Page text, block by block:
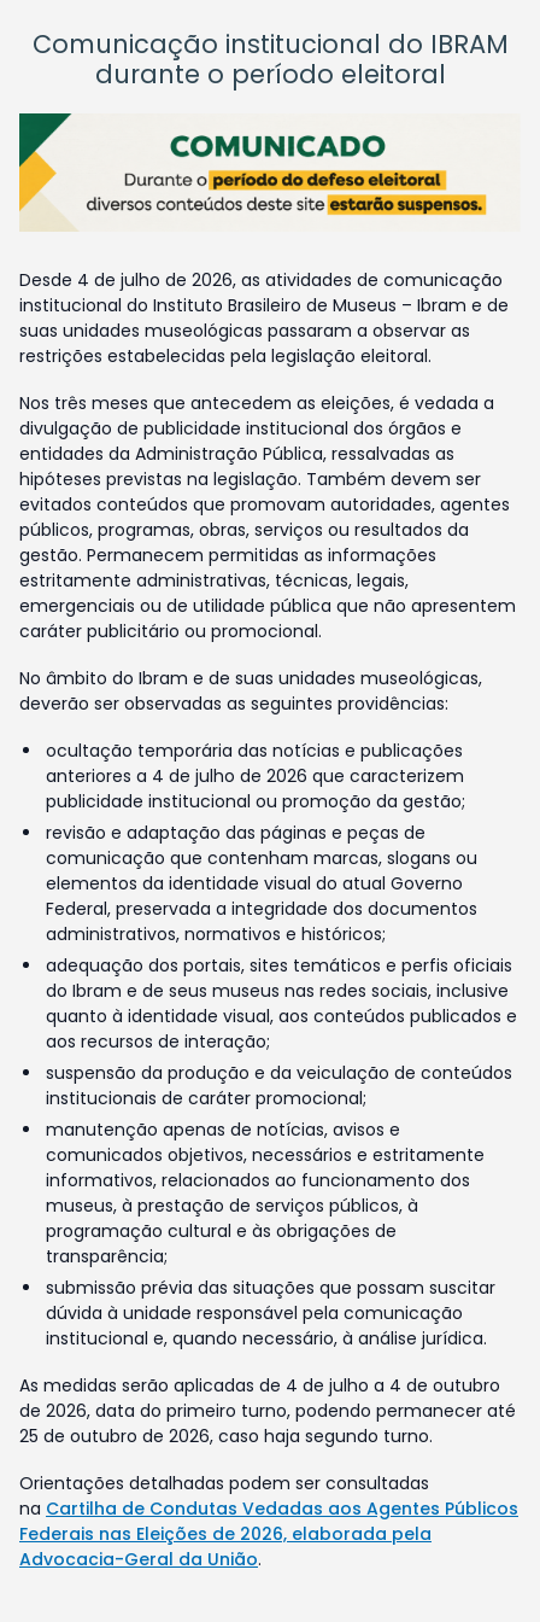
Comunicação institucional do IBRAM
durante o período eleitoral
Desde 4 de julho de 2026, as atividades de comunicação
institucional do Instituto Brasileiro de Museus – Ibram e de
suas unidades museológicas passaram a observar as
restrições estabelecidas pela legislação eleitoral.
Nos três meses que antecedem as eleições, é vedada a
divulgação de publicidade institucional dos órgãos e
entidades da Administração Pública, ressalvadas as
hipóteses previstas na legislação. Também devem ser
evitados conteúdos que promovam autoridades, agentes
públicos, programas, obras, serviços ou resultados da
gestão. Permanecem permitidas as informações
estritamente administrativas, técnicas, legais,
emergenciais ou de utilidade pública que não apresentem
caráter publicitário ou promocional.
No âmbito do Ibram e de suas unidades museológicas,
deverão ser observadas as seguintes providências:
ocultação temporária das notícias e publicações
anteriores a 4 de julho de 2026 que caracterizem
publicidade institucional ou promoção da gestão;
revisão e adaptação das páginas e peças de
comunicação que contenham marcas, slogans ou
elementos da identidade visual do atual Governo
Federal, preservada a integridade dos documentos
administrativos, normativos e históricos;
adequação dos portais, sites temáticos e perfis oficiais
do Ibram e de seus museus nas redes sociais, inclusive
quanto à identidade visual, aos conteúdos publicados e
aos recursos de interação;
suspensão da produção e da veiculação de conteúdos
institucionais de caráter promocional;
manutenção apenas de notícias, avisos e
comunicados objetivos, necessários e estritamente
informativos, relacionados ao funcionamento dos
museus, à prestação de serviços públicos, à
programação cultural e às obrigações de
transparência;
submissão prévia das situações que possam suscitar
dúvida à unidade responsável pela comunicação
institucional e, quando necessário, à análise jurídica.
As medidas serão aplicadas de 4 de julho a 4 de outubro
de 2026, data do primeiro turno, podendo permanecer até
25 de outubro de 2026, caso haja segundo turno.
Orientações detalhadas podem ser consultadas
na Cartilha de Condutas Vedadas aos Agentes Públicos
Federais nas Eleições de 2026, elaborada pela
Advocacia-Geral da União.